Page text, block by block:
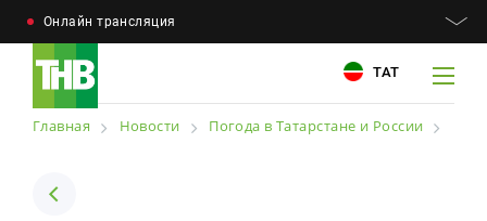
Онлайн трансляция
ТАТ
Главная Новости Погода в Татарстане и России